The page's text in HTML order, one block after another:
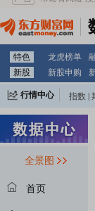
特色 龙虎榜单
新股
新股申购
行情中心 指数
全景图
首页